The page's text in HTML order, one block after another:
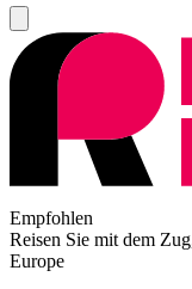
Empfohlen
Reisen Sie mit dem
Europe